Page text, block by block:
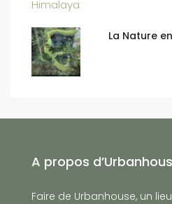
La Nature
A propos
Faire de Urbanhouse, un